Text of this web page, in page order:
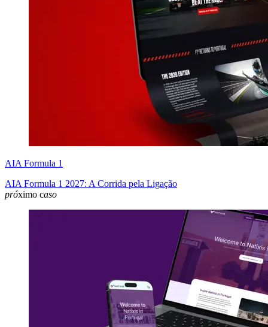
AIA Formula 1
AIA Formula 1 2027: A Corrida pela Ligação
próximo caso